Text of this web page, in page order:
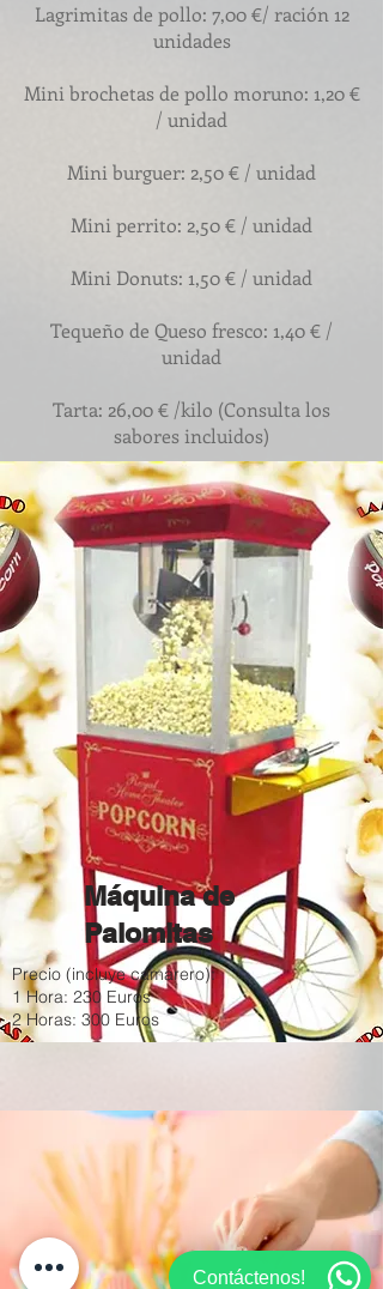
Lagrimitas de pollo: 7,00 €/ ración 12
unidades
Mini brochetas de pollo moruno: 1,20 €
/ unidad
Mini burguer: 2,50 € / unidad
Mini perrito: 2,50 € / unidad
Mini Donuts: 1,50 € / unidad
Tequeño de Queso fresco: 1,40 € /
unidad
Tarta: 26,00 € /kilo (Consulta los
sabores incluidos)
Máquina de
Palomitas
Precio (incluye camarero):
1 Hora: 230 Euros
2 Horas: 300 Euros
Contáctenos!